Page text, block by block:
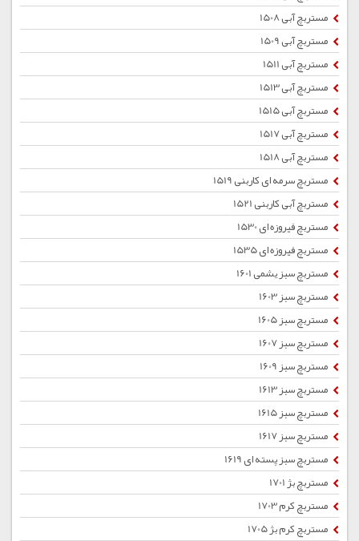
مستربچ آبی 1508
مستربچ آبی 1509
مستربچ آبی 1511
مستربچ آبی 1513
مستربچ آبی 1515
مستربچ آبی 1517
مستربچ آبی 1518
مستربچ سرمه ای کاربنی 1519
مستربچ آبی کاربنی 1521
مستربچ فیروزه ای 1530
مستربچ فیروزه ای 1535
مستربچ سبز یشمی 1601
مستربچ سبز 1603
مستربچ سبز 1605
مستربچ سبز 1607
مستربچ سبز 1609
مستربچ سبز 1613
مستربچ سبز 1615
مستربچ سبز 1617
مستربچ سبز پسته ای 1619
مستربچ بژ 1701
مستربچ کرم 1703
مستربچ کرم بژ 1705